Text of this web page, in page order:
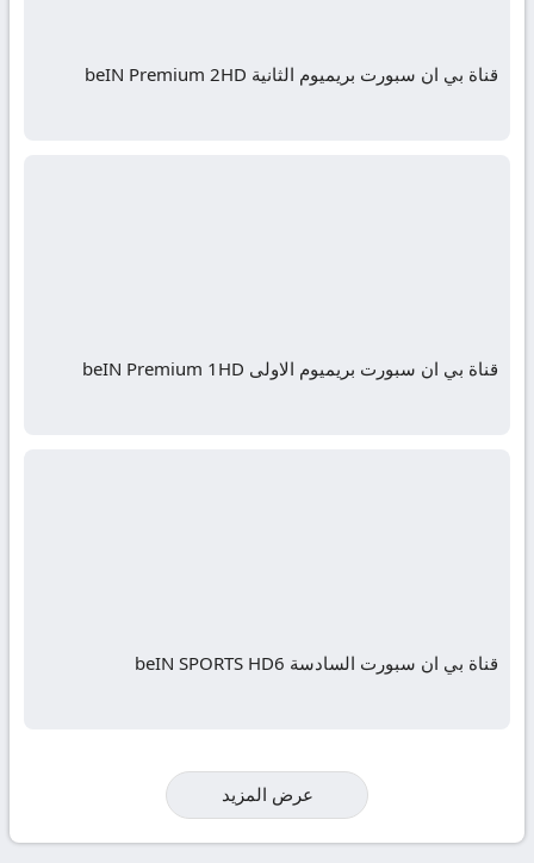
قناة بي ان سبورت بريميوم الثانية beIN Premium 2HD
قناة بي ان سبورت بريميوم الاولى beIN Premium 1HD
قناة بي ان سبورت السادسة beIN SPORTS HD6
عرض المزيد